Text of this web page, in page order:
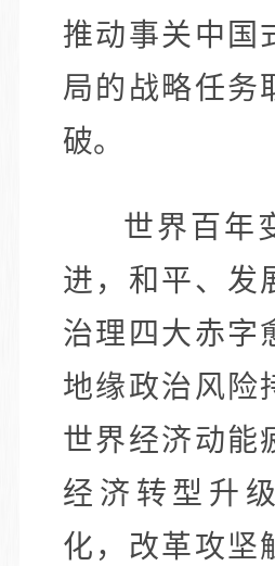
推动事关中国
局的战略任务
破。
世界百年
进，和平、发
治理四大赤字
地缘政治风险
世界经济动能
经济转型升
化，改革攻坚